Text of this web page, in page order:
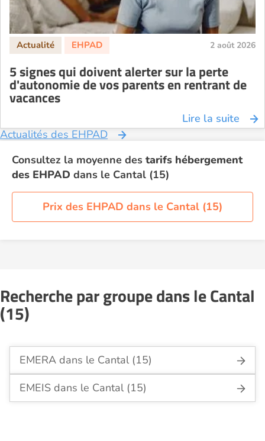
2 août 2026
5 signes qui doivent alerter sur la perte
d'autonomie de vos parents en rentrant de
vacances
Lire la suite
Actualités des EHPAD
Consultez la moyenne des tarifs hébergement
des EHPAD dans le Cantal (15)
Prix des EHPAD dans le Cantal (15)
Recherche par groupe dans le Cantal
(15)
EMERA dans le Cantal (15)
EMEIS dans le Cantal (15)